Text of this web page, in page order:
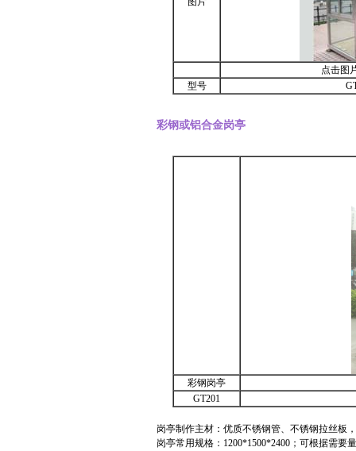
点击图
型号
彩钢或铝合金岗亭
彩钢岗亭
GT201
岗亭制作主材：优质不锈钢管、不锈钢拉丝板
岗亭常用规格：1200*1500*2400；可根据需要